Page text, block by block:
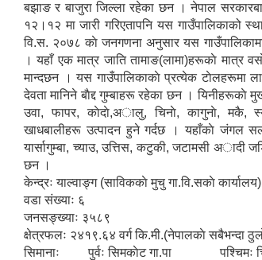
बझाङ र बाजुरा जिल्ला रहेका छन । नेपाल
१२।१२ मा जारी गरिएतापनि यस गाउँपालिकाको
वि.स. २०७८ काे जनगणना अनुसार यस
। यहाँ एक मात्र जाति तामाङ(लामा)हरूकाे मात्र
मान्दछन । यस गाउँपालिकाकाे प्रत्येक टाेलहरूमा
देवता मानिने बाैद्द गुम्बाहरू रहेका छन । यिनीहरूकाे
उवा, फापर, काेदाे,अालु, चिनाे, कागुनाे,
खाधबालीहरू उत्पादन हुने गर्दछ । यहाँकाे जंगल
यार्सागुम्बा, च्याउ, उत्तिस, कटुकी, जटामसी अादी
छन ।
केन्द्रः याल्वाङ्ग (साविककाे मुचु गा.वि.सकाे कार्यालय)
वडा संख्याः ६
जनसङ्ख्याः ३५८९
क्षेत्रफलः २४१९.६४ वर्ग कि.मी.(नेपालकाे सबैभन्दा
सिमानाः पुर्वः सिमकाेट गा.पा